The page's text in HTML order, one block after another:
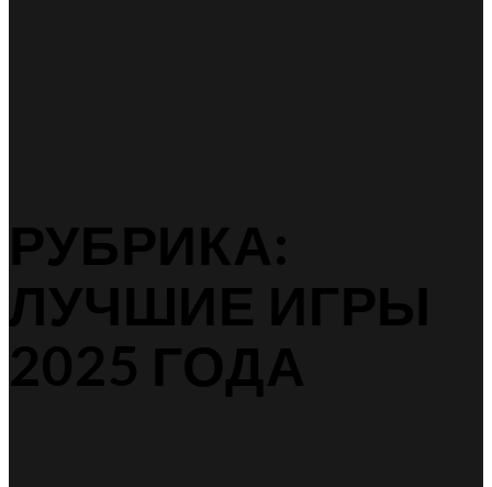
РУБРИКА:
ЛУЧШИЕ ИГРЫ
2025 ГОДА